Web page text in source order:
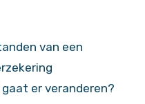
van een
er veranderen?